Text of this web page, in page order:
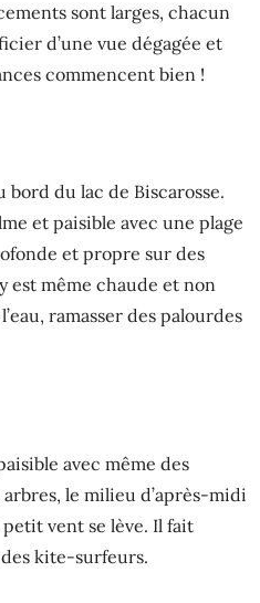
sont larges, chacun
d’une vue dégagée et
commencent bien !
bord du lac de Biscarosse.
et paisible avec une plage
et propre sur des
est même chaude et non
ramasser des palourdes
avec même des
le milieu d’après-midi
vent se lève. Il fait
kite-surfeurs.